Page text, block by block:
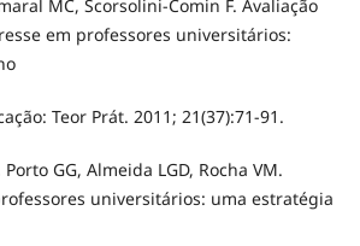
MC, Scorsolini-Comin F. Avaliação
em professores universitários:
Teor Prát. 2011; 21(37):71-91.
GG, Almeida LGD, Rocha VM.
universitários: uma estratégia